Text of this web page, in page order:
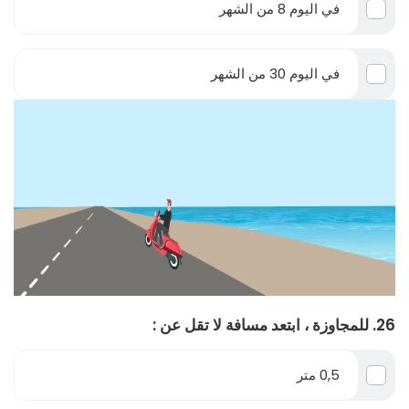
في اليوم 8 من الشهر
في اليوم 30 من الشهر
26. للمجاوزة ، ابتعد مسافة لا تقل عن :
0,5 متر